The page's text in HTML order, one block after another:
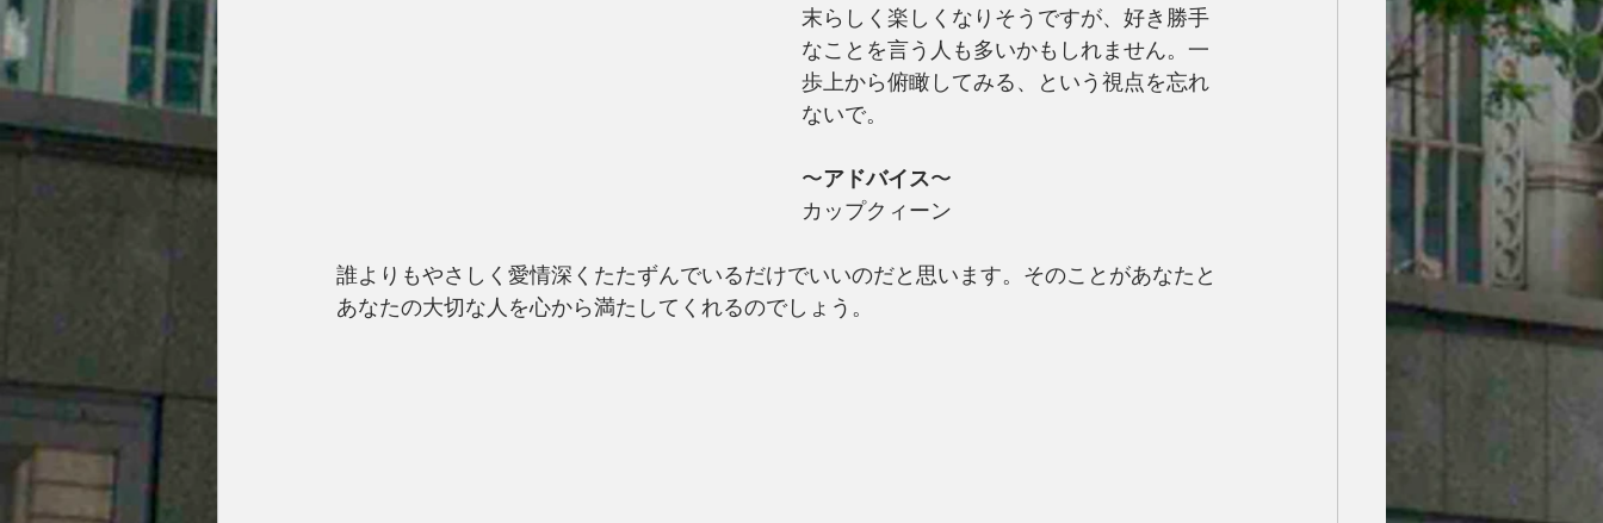
末らしく楽しくなりそうですが、好き勝手
なことを言う人も多いかもしれません。一
歩上から俯瞰してみる、という視点を忘れ
ないで。
〜アドバイス〜
カップクィーン
誰よりもやさしく愛情深くたたずんでいるだけでいいのだと思います。そのことがあなたと
あなたの大切な人を心から満たしてくれるのでしょう。